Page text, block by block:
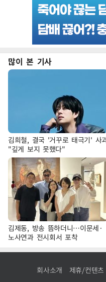
많이 본 기사
김희철, 결국 '거꾸로 태극기' 사
"깊게 보지 못했다"
김제동, 방송 뜸하더니…이문세·
노사연과 전시회서 포착
회사소개 제휴/컨텐